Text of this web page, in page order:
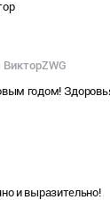
ВикторZWG
годом!
и выразительно!